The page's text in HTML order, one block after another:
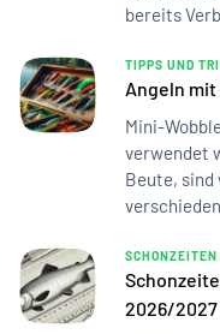
bereits
TIPPS UND
Angeln
Mini-
verwendet
Beute,
SCHONZEITEN
2026/2027